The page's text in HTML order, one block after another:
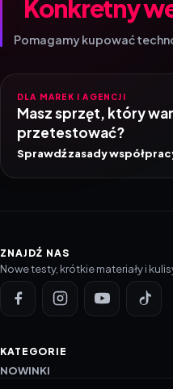
Konkretny
Pomagamy kupować
DLA MAREK I AGENCJI
Masz sprzęt, który
przetestować?
Sprawdź zasady
ZNAJDŹ NAS
Nowe testy, krótkie materiały i
KATEGORIE
NOWINKI